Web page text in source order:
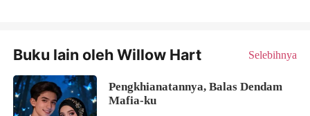
Buku lain oleh Willow Hart Selebihnya
Pengkhianatannya, Balas Dendam
Mafia-ku